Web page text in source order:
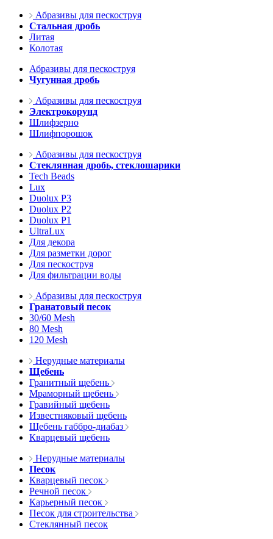
Абразивы для пескоструя
Стальная дробь
Литая
Колотая
Абразивы для пескоструя
Чугунная дробь
Абразивы для пескоструя
Электрокорунд
Шлифзерно
Шлифпорошок
Абразивы для пескоструя
Стеклянная дробь, стеклошарики
Tech Beads
Lux
Duolux P3
Duolux P2
Duolux P1
UltraLux
Для декора
Для разметки дорог
Для пескоструя
Для фильтрации воды
Абразивы для пескоструя
Гранатовый песок
30/60 Mesh
80 Mesh
120 Mesh
Нерудные материалы
Щебень
Гранитный щебень
Мраморный щебень
Гравийный щебень
Известняковый щебень
Щебень габбро-диабаз
Кварцевый щебень
Нерудные материалы
Песок
Кварцевый песок
Речной песок
Карьерный песок
Песок для строительства
Стеклянный песок